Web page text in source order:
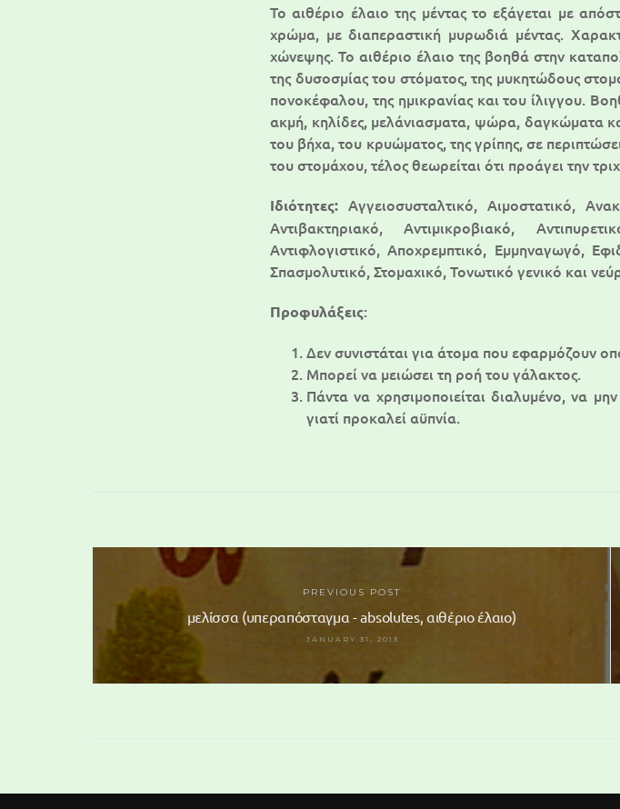
Το αιθέριο έλαιο της μέντας το εξάγεται με
χρώμα, με διαπεραστική μυρωδιά μέντας.
χώνεψης. Το αιθέριο έλαιο της βοηθά στην
της δυσοσμίας του στόματος, της μυκητώδους
πονοκέφαλου, της ημικρανίας και του ίλιγγου.
ακμή, κηλίδες, μελάνιασματα, ψώρα, δαγκώματα
του βήχα, του κρυώματος, της γρίπης, σε
του στομάχου, τέλος θεωρείται ότι προάγει την
Ιδιότητες: Αγγειοσυσταλτικό, Αιμοστατικό,
Αντιβακτηριακό, Αντιμικροβιακό,
Αντιφλογιστικό, Αποχρεμπτικό, Εμμηναγωγό,
Σπασμολυτικό, Στομαχικό, Τονωτικό γενικό και
Προφυλάξεις:
Δεν συνιστάται για άτομα που εφαρμόζουν
Μπορεί να μειώσει τη ροή του γάλακτος.
Πάντα να χρησιμοποιείται διαλυμένο, να
γιατί προκαλεί αϋπνία.
PREVIOUS POST
μελίσσα (υπεραπόσταγμα - absolutes, αιθέριο έλαιο)
JANUARY 31, 2013